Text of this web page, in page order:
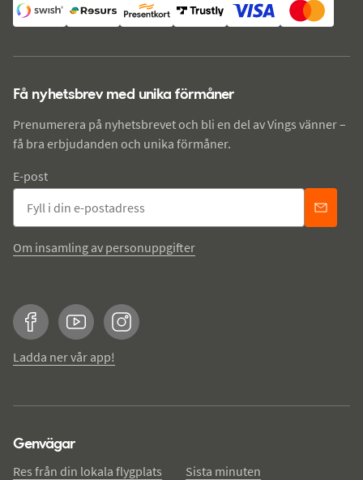
Få nyhetsbrev med unika förmåner
Prenumerera på nyhetsbrevet och bli en del av Vings vänner –
få bra erbjudanden och unika förmåner.
E-post
Om insamling av personuppgifter
FacebookYouTubeInstagram
Ladda ner vår app!
Genvägar
Res från din lokala flygplats
Sista minuten